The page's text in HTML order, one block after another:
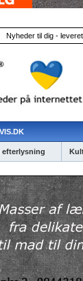
Nyheder til dig -
efterlysning